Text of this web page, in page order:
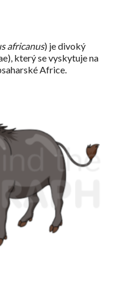
africanus) je divoký
který se vyskytuje na
Africe.